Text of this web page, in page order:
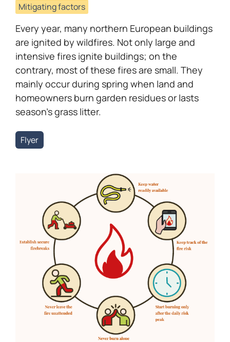
Mitigating factors
Every year, many northern European buildings
are ignited by wildfires. Not only large and
intensive fires ignite buildings; on the
contrary, most of these fires are small. They
mainly occur during spring when land and
homeowners burn garden residues or lasts
season’s grass litter.
Flyer